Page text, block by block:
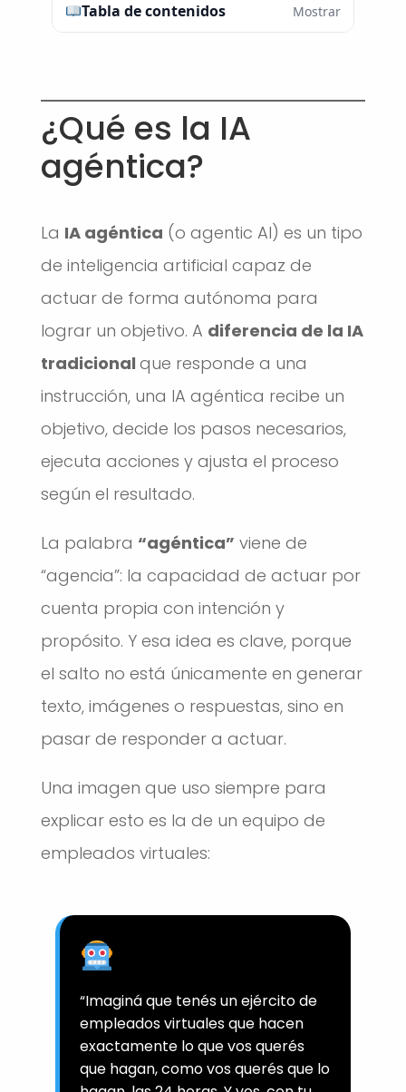
Tabla de contenidos Mostrar
¿Qué es la IA
agéntica?
La IA agéntica (o agentic AI) es un tipo
de inteligencia artificial capaz de
actuar de forma autónoma para
lograr un objetivo. A diferencia de la IA
tradicional que responde a una
instrucción, una IA agéntica recibe un
objetivo, decide los pasos necesarios,
ejecuta acciones y ajusta el proceso
según el resultado.
La palabra “agéntica” viene de
“agencia”: la capacidad de actuar por
cuenta propia con intención y
propósito. Y esa idea es clave, porque
el salto no está únicamente en generar
texto, imágenes o respuestas, sino en
pasar de responder a actuar.
Una imagen que uso siempre para
explicar esto es la de un equipo de
empleados virtuales:
“Imaginá que tenés un ejército de
empleados virtuales que hacen
exactamente lo que vos querés
que hagan, como vos querés que lo